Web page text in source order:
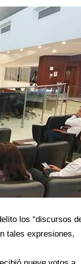
los “discursos
tales expresiones,